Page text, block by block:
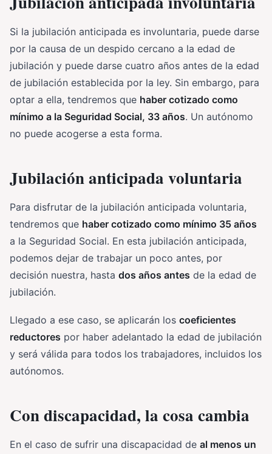
Si la jubilación anticipada es involuntaria, puede darse
por la causa de un despido cercano a la edad de
jubilación y puede darse cuatro años antes de la edad
de jubilación establecida por la ley. Sin embargo, para
optar a ella, tendremos que haber cotizado como
mínimo a la Seguridad Social, 33 años. Un autónomo
no puede acogerse a esta forma.
Jubilación anticipada voluntaria
Para disfrutar de la jubilación anticipada voluntaria,
tendremos que haber cotizado como mínimo 35 años
a la Seguridad Social. En esta jubilación anticipada,
podemos dejar de trabajar un poco antes, por
decisión nuestra, hasta dos años antes de la edad de
jubilación.
Llegado a ese caso, se aplicarán los coeficientes
reductores por haber adelantado la edad de jubilación
y será válida para todos los trabajadores, incluidos los
autónomos.
Con discapacidad, la cosa cambia
En el caso de sufrir una discapacidad de al menos un